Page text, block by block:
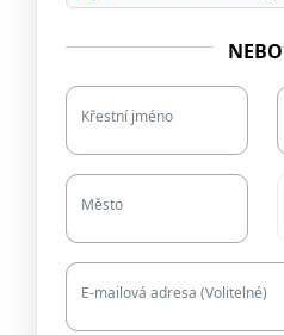
NEBO
Křestní jméno
Město
E-mailová adresa (Volitelné)